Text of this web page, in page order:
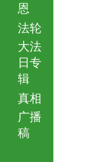
恩
法轮
大法
日专
辑
真相
广播
稿